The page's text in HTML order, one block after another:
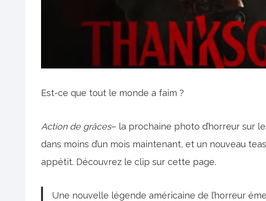
Est-ce que tout le monde a faim ?
Action de grâces– la prochaine photo d’horreur sur
dans moins d’un mois maintenant, et un nouveau
appétit. Découvrez le clip sur cette page.
Une nouvelle légende américaine de l’horreur